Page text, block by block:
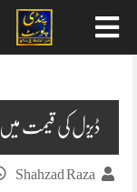
ڈیزل کی قیمت میں 14 روپے فی لٹر کمی کا اعلان
Shahzad Raza